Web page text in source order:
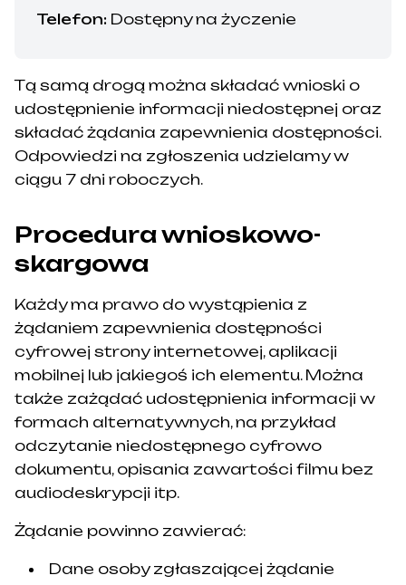
Telefon: Dostępny na życzenie
Tą samą drogą można składać wnioski o
udostępnienie informacji niedostępnej oraz
składać żądania zapewnienia dostępności.
Odpowiedzi na zgłoszenia udzielamy w
ciągu 7 dni roboczych.
Procedura wnioskowo-
skargowa
Każdy ma prawo do wystąpienia z
żądaniem zapewnienia dostępności
cyfrowej strony internetowej, aplikacji
mobilnej lub jakiegoś ich elementu. Można
także zażądać udostępnienia informacji w
formach alternatywnych, na przykład
odczytanie niedostępnego cyfrowo
dokumentu, opisania zawartości filmu bez
audiodeskrypcji itp.
Żądanie powinno zawierać:
Dane osoby zgłaszającej żądanie